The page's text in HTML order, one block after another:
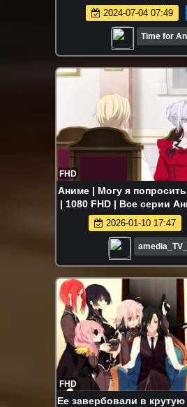
2024-07-04 07:49
Time for
FHD
Аниме | Могу я
| 1080 FHD | Все серии
2026-01-10 17:47
FHD
Ее завербовали в